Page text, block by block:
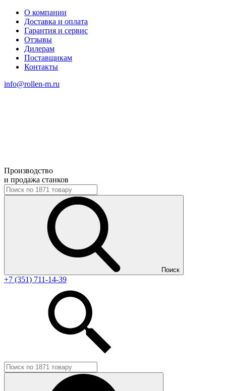
О компании
Доставка и оплата
Гарантия и сервис
Отзывы
Дилерам
Поставщикам
Контакты
info@rollen-m.ru
Производство
и продажа станков
Поиск
+7 (351) 711-14-39